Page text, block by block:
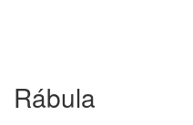
Rábula